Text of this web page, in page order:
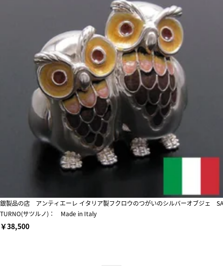
銀製品の店 アンティエーレ イタリア製フクロウのつがいのシルバーオブジェ SA
TURNO(サツルノ)： Made in Italy
￥38,500